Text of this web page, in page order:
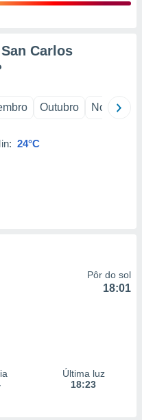
Carlos
Outubro Novembro
24°C
Pôr do sol
18:01
Última luz
18:23